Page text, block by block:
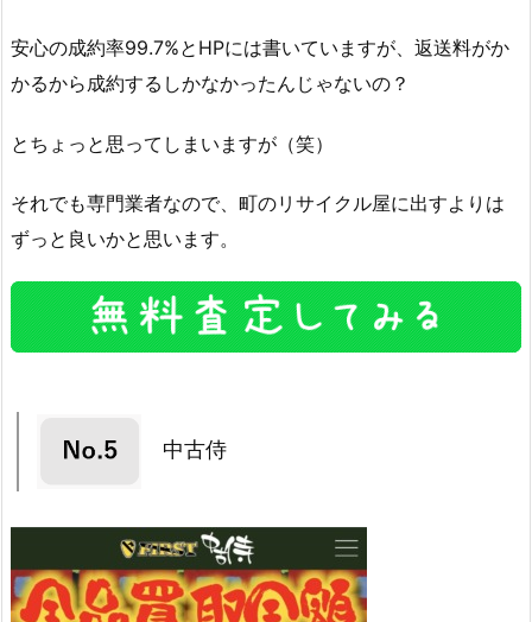
安心の成約率99.7%とHPには書いていますが、返送料がか
かるから成約するしかなかったんじゃないの？
とちょっと思ってしまいますが（笑）
それでも専門業者なので、町のリサイクル屋に出すよりは
ずっと良いかと思います。
中古侍